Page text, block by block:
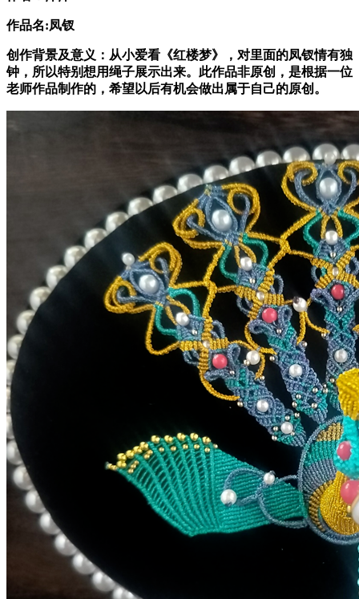
作品名:凤钗
创作背景及意义： 从小爱看《红楼梦》，对里面的凤钗情有独
钟，所以特别想用绳子展示出来。此作品非原创，是根据一位
老师作品制作的，希望以后有机会做出属于自己的原创。